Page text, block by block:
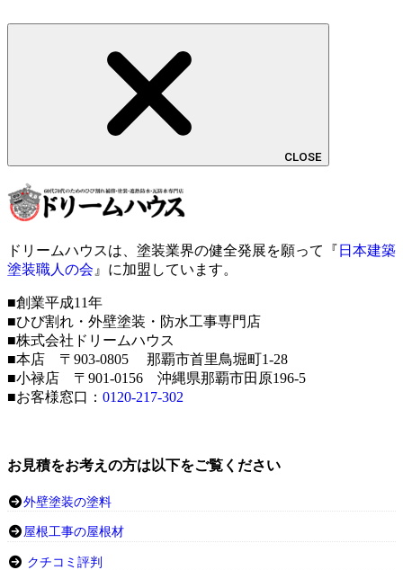
CLOSE
ドリームハウスは、塗装業界の健全発展を願って『 日本建築
塗装職人の会 』に加盟しています。
■創業平成11年
■ひび割れ・外壁塗装・防水工事専門店
■株式会社ドリームハウス
■本店 〒903-0805 那覇市首里鳥堀町1-28
■小禄店 〒901-0156 沖縄県那覇市田原196-5
■お客様窓口： 0120-217-302
お見積をお考えの方は以下をご覧ください
外壁塗装の塗料
屋根工事の屋根材
クチコミ評判